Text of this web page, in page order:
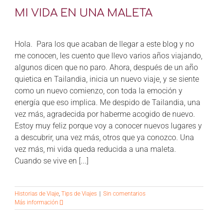
CONTÁCTANOS
MI VIDA EN UNA MALETA
Hola. Para los que acaban de llegar a este blog y no
me conocen, les cuento que llevo varios años viajando,
algunos dicen que no paro. Ahora, después de un año
quietica en Tailandia, inicia un nuevo viaje, y se siente
como un nuevo comienzo, con toda la emoción y
energía que eso implica. Me despido de Tailandia, una
vez más, agradecida por haberme acogido de nuevo.
Estoy muy feliz porque voy a conocer nuevos lugares y
a descubrir, una vez más, otros que ya conozco. Una
vez más, mi vida queda reducida a una maleta.
Cuando se vive en [...]
Historias de Viaje, Tips de Viajes
Sin comentarios
Más información